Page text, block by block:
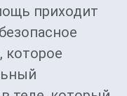
приходит
которое